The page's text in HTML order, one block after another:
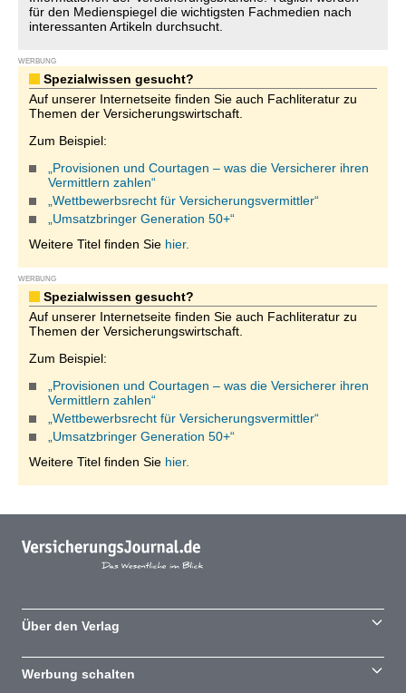
für den Medienspiegel die wichtigsten Fachmedien nach
interessanten Artikeln durchsucht.
WERBUNG
Spezialwissen gesucht?
Auf unserer Internetseite finden Sie auch Fachliteratur zu
Themen der Versicherungswirtschaft.
Zum Beispiel:
„Provisionen und Courtagen – was die Versicherer ihren
Vermittlern zahlen“
„Wettbewerbsrecht für Versicherungsvermittler“
„Umsatzbringer Generation 50+“
Weitere Titel finden Sie hier.
WERBUNG
Spezialwissen gesucht?
Auf unserer Internetseite finden Sie auch Fachliteratur zu
Themen der Versicherungswirtschaft.
Zum Beispiel:
„Provisionen und Courtagen – was die Versicherer ihren
Vermittlern zahlen“
„Wettbewerbsrecht für Versicherungsvermittler“
„Umsatzbringer Generation 50+“
Weitere Titel finden Sie hier.
Über den Verlag
Werbung schalten